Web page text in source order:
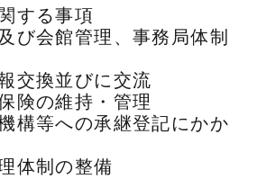
する事項
び会館管理、事務局体制
交換並びに交流
険の維持・管理
構等への承継登記にかか
体制の整備